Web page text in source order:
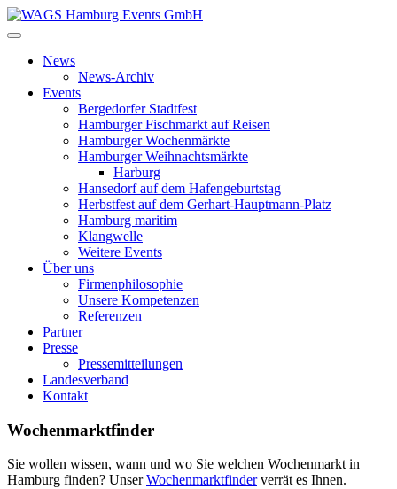
News
News-Archiv
Events
Bergedorfer Stadtfest
Hamburger Fischmarkt auf Reisen
Hamburger Wochenmärkte
Hamburger Weihnachtsmärkte
Harburg
Hansedorf auf dem Hafengeburtstag
Herbstfest auf dem Gerhart-Hauptmann-Platz
Hamburg maritim
Klangwelle
Weitere Events
Über uns
Firmenphilosophie
Unsere Kompetenzen
Referenzen
Partner
Presse
Pressemitteilungen
Landesverband
Kontakt
Wochenmarktfinder
Sie wollen wissen, wann und wo Sie welchen Wochenmarkt in
Hamburg finden? UnserWochenmarktfinderverrät es Ihnen.